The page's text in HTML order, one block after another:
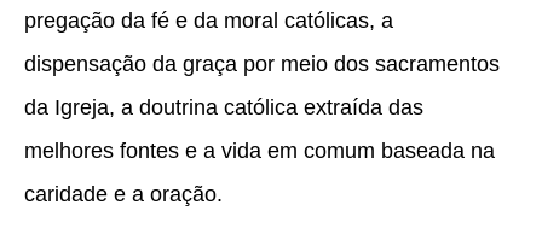
pregação da fé e da moral católicas, a
dispensação da graça por meio dos sacramentos
da Igreja, a doutrina católica extraída das
melhores fontes e a vida em comum baseada na
caridade e a oração.